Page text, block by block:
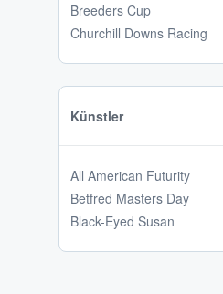
Breeders Cup
Churchill Downs Racing
Künstler
All American Futurity
Betfred Masters Day
Black-Eyed Susan